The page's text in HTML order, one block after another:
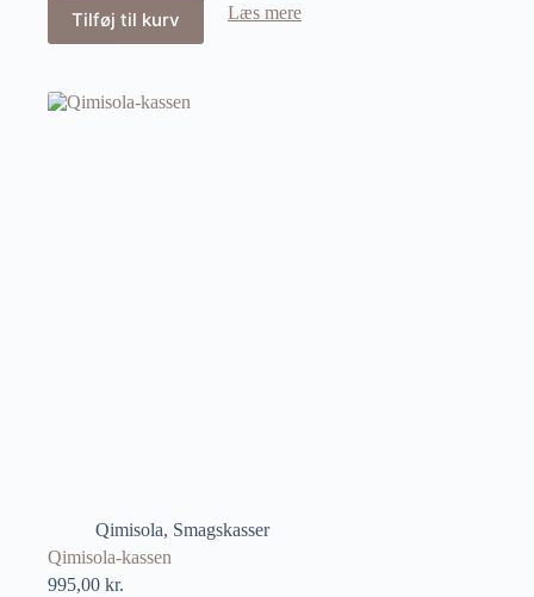
Tilføj til kurv Læs mere
Qimisola, Smagskasser
Qimisola-kassen
995,00 kr.